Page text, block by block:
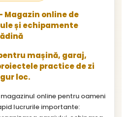
Magazin online de
și echipamente
mașină, garaj,
practice de zi
loc.
online pentru oameni
lucrurile importante: